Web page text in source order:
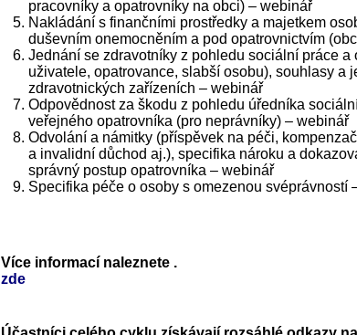
pracovníky a opatrovníky na obci) – webinář
Nakládání s finančními prostředky a majetkem
duševním onemocněním a pod opatrovnictvím
Jednání se zdravotníky z pohledu sociální práce a
uživatele, opatrovance, slabší osobu), souhlasy a
zdravotnických zařízeních – webinář
Odpovědnost za škodu z pohledu úředníka
veřejného opatrovníka (pro neprávníky) – webinář
Odvolání a námitky (příspěvek na péči,
a invalidní důchod aj.), specifika nároku a
správný postup opatrovníka – webinář
Specifika péče o osoby s omezenou svéprávností
Více informací naleznete
zde
.